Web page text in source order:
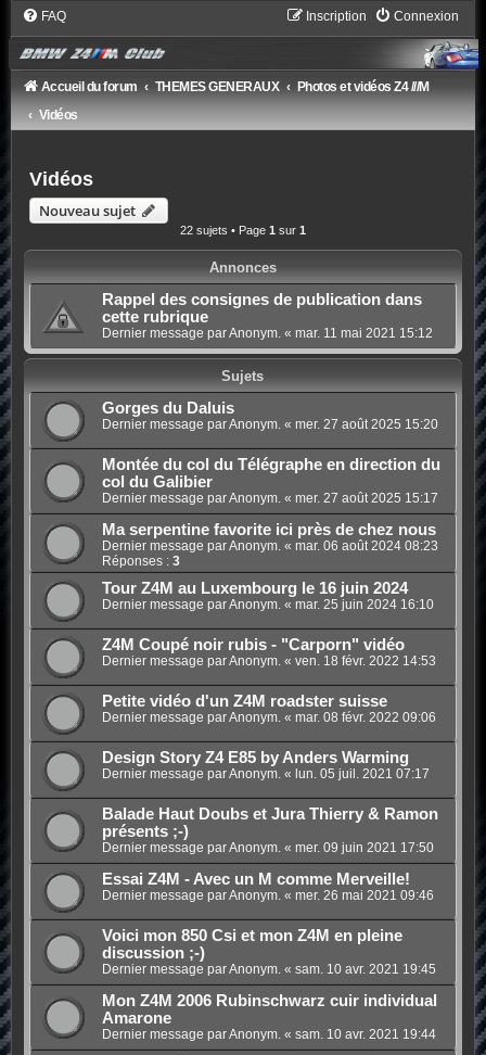
FAQ Connexion
Inscription
Accueil du forum THEMES GENERAUX
Photos et vidéos Z4 ///M
Vidéos
Vidéos
Nouveau sujet
22 sujets • Page 1 sur 1
Annonces
Rappel des consignes de publication dans
cette rubrique
Dernier message par Anonym. « mar. 11 mai 2021 15:12
Sujets
Gorges du Daluis
Dernier message par Anonym. « mer. 27 août 2025 15:20
Montée du col du Télégraphe en direction du
col du Galibier
Dernier message par Anonym. « mer. 27 août 2025 15:17
Ma serpentine favorite ici près de chez nous
Dernier message par Anonym. « mar. 06 août 2024 08:23
Réponses : 3
Tour Z4M au Luxembourg le 16 juin 2024
Dernier message par Anonym. « mar. 25 juin 2024 16:10
Z4M Coupé noir rubis - "Carporn" vidéo
Dernier message par Anonym. « ven. 18 févr. 2022 14:53
Petite vidéo d'un Z4M roadster suisse
Dernier message par Anonym. « mar. 08 févr. 2022 09:06
Design Story Z4 E85 by Anders Warming
Dernier message par Anonym. « lun. 05 juil. 2021 07:17
Balade Haut Doubs et Jura Thierry & Ramon
présents ;-)
Dernier message par Anonym. « mer. 09 juin 2021 17:50
Essai Z4M - Avec un M comme Merveille!
Dernier message par Anonym. « mer. 26 mai 2021 09:46
Voici mon 850 Csi et mon Z4M en pleine
discussion ;-)
Dernier message par Anonym. « sam. 10 avr. 2021 19:45
Mon Z4M 2006 Rubinschwarz cuir individual
Amarone
Dernier message par Anonym. « sam. 10 avr. 2021 19:44